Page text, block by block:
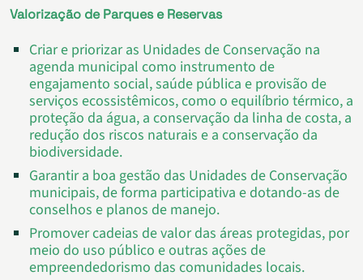
Valorização de Parques e Reservas
Criar e priorizar as Unidades de Conservação na
agenda municipal como instrumento de
engajamento social, saúde pública e provisão de
serviços ecossistêmicos, como o equilíbrio térmico, a
proteção da água, a conservação da linha de costa, a
redução dos riscos naturais e a conservação da
biodiversidade.
Garantir a boa gestão das Unidades de Conservação
municipais, de forma participativa e dotando-as de
conselhos e planos de manejo.
Promover cadeias de valor das áreas protegidas, por
meio do uso público e outras ações de
empreendedorismo das comunidades locais.